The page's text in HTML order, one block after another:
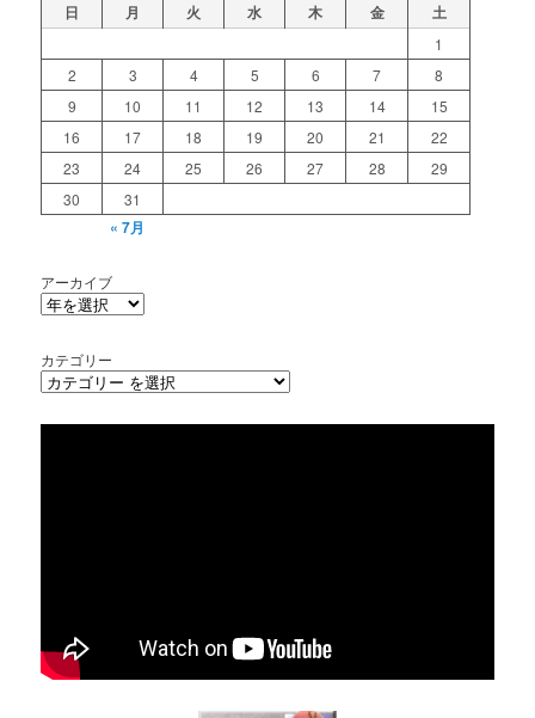
日 月 火 水 木 金 土
1
2
3 4 5 6 7
8
9
10 11 12 13 14
15
16
17 18 19 20 21
22
23
24 25 26 27 28
29
30
31
« 7月
アーカイブ
カテゴリー